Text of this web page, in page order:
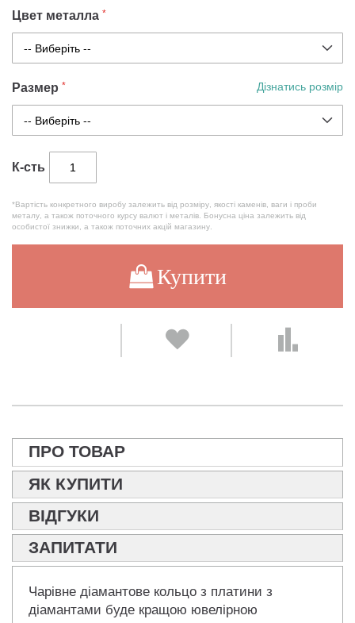
Цвет металла
Размер Дізнатись розмір
К-сть
*Вартість конкретного виробу залежить від розміру, якості каменів, ваги і проби
металу, а також поточного курсу валют і металів. Бонусна ціна залежить від
особистої знижки, а також поточних акцій магазину.
Купити
ПРО ТОВАР
ЯК КУПИТИ
ВІДГУКИ
ЗАПИТАТИ
Чарівне діамантове кольцо з платини з
діамантами буде кращою ювелірною